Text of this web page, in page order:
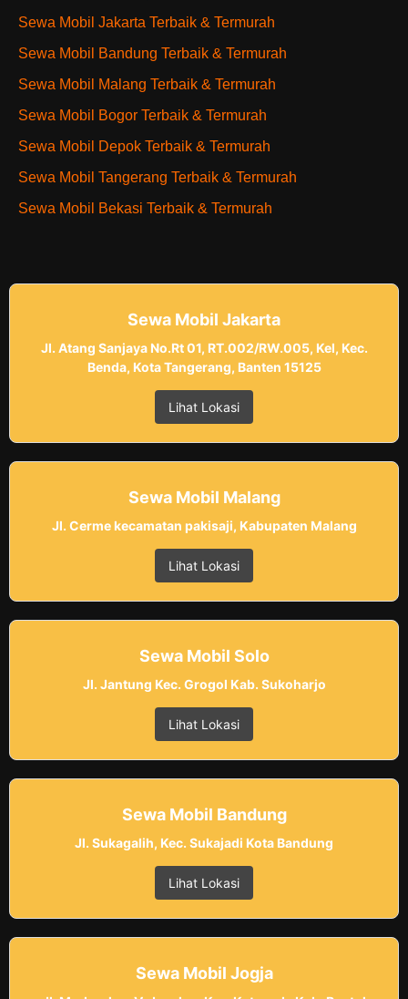
Sewa Mobil Jakarta Terbaik & Termurah
Sewa Mobil Bandung Terbaik & Termurah
Sewa Mobil Malang Terbaik & Termurah
Sewa Mobil Bogor Terbaik & Termurah
Sewa Mobil Depok Terbaik & Termurah
Sewa Mobil Tangerang Terbaik & Termurah
Sewa Mobil Bekasi Terbaik & Termurah
Sewa Mobil Jakarta
Jl. Atang Sanjaya No.Rt 01, RT.002/RW.005, Kel, Kec.
Benda, Kota Tangerang, Banten 15125
Lihat Lokasi
Sewa Mobil Malang
Jl. Cerme kecamatan pakisaji, Kabupaten Malang
Lihat Lokasi
Sewa Mobil Solo
Jl. Jantung Kec. Grogol Kab. Sukoharjo
Lihat Lokasi
Sewa Mobil Bandung
Jl. Sukagalih, Kec. Sukajadi Kota Bandung
Lihat Lokasi
Sewa Mobil Jogja